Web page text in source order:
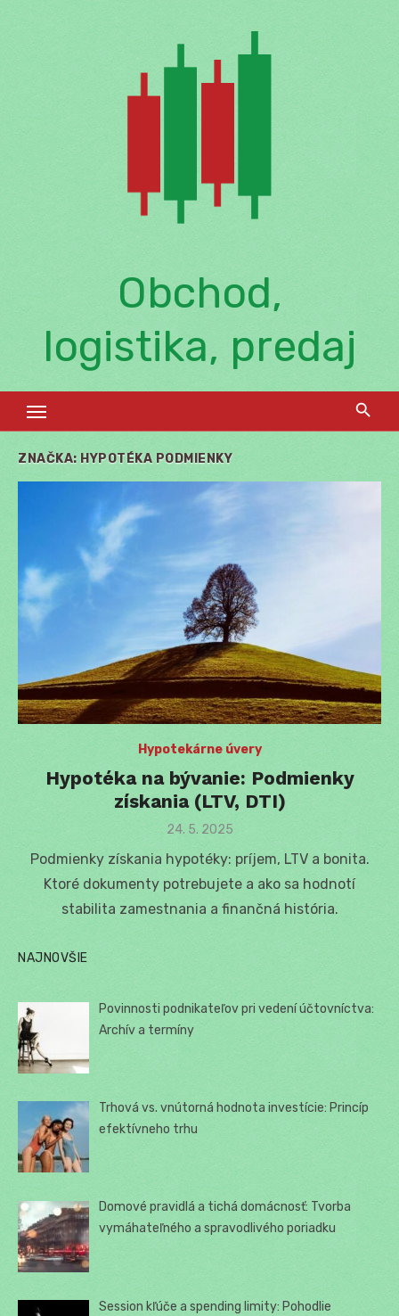
Obchod,
logistika, predaj
ZNAČKA: HYPOTÉKA PODMIENKY
Hypotekárne úvery
Hypotéka na bývanie: Podmienky
získania (LTV, DTI)
Posted
24. 5. 2025
Podmienky získania hypotéky: príjem, LTV a bonita.
Ktoré dokumenty potrebujete a ako sa hodnotí
stabilita zamestnania a finančná história.
NAJNOVŠIE
Povinnosti podnikateľov pri vedení účtovníctva:
Archív a termíny
Trhová vs. vnútorná hodnota investície: Princíp
efektívneho trhu
Domové pravidlá a tichá domácnosť: Tvorba
vymáhateľného a spravodlivého poriadku
Session kľúče a spending limity: Pohodlie